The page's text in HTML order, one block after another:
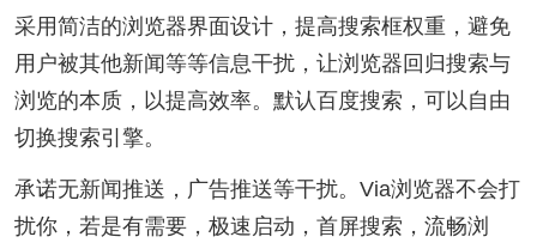
采用简洁的浏览器界面设计，提高搜索框权重，避免
用户被其他新闻等等信息干扰，让浏览器回归搜索与
浏览的本质，以提高效率。默认百度搜索，可以自由
切换搜索引擎。
承诺无新闻推送，广告推送等干扰。Via浏览器不会打
扰你，若是有需要，极速启动，首屏搜索，流畅浏